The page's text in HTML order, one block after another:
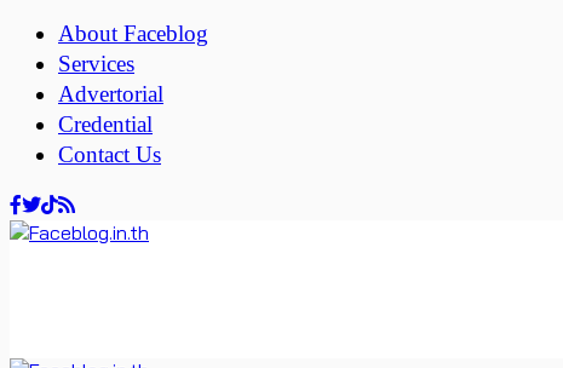
About Faceblog
Services
Advertorial
Credential
Contact Us